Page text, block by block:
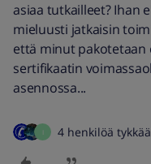
asiaa tutkailleet? Ihan
mieluusti jatkaisin
että minut pakotetaan
sertifikaatin
asennossa...
I 4 henkilöä